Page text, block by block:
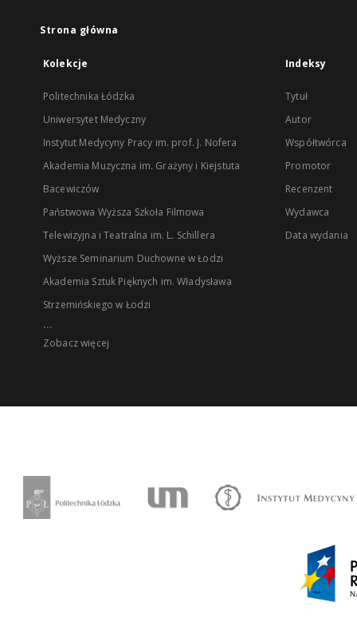
Strona główna
Kolekcje
Politechnika Łódzka
Uniwersytet Medyczny
Instytut Medycyny Pracy im. prof. J. Nofera
Akademia Muzyczna im. Grażyny i Kiejstuta
Bacewiczów
Państwowa Wyższa Szkoła Filmowa
Telewizyjna i Teatralna im. L. Schillera
Wyższe Seminarium Duchowne w Łodzi
Akademia Sztuk Pięknych im. Władysława
Strzemińskiego w Łodzi
...
Zobacz więcej
Indeksy
Tytuł
Autor
Współtwórca
Promotor
Recenzent
Wydawca
Data wydania